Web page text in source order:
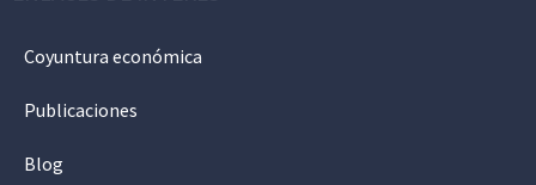
Coyuntura económica
Publicaciones
Blog